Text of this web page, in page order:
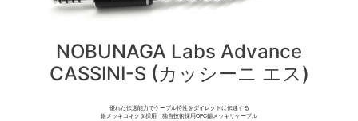
NOBUNAGA Labs Advance
CASSINI-S (カッシーニ エス)
優れた伝送能力でケーブル特性をダイレクトに伝達する
銀メッキコネクタ採用 独自技術採用OFC錫メッキリケーブル